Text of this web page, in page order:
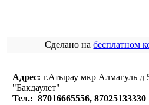
Сделано набесплатном
Адрес: г.Атырау мкр Алмагуль
"Бакдаулет"
Тел.: 87016665556, 87025133330